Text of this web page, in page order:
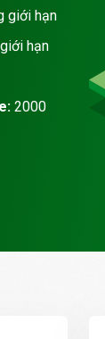
giới hạn
hạn
2000